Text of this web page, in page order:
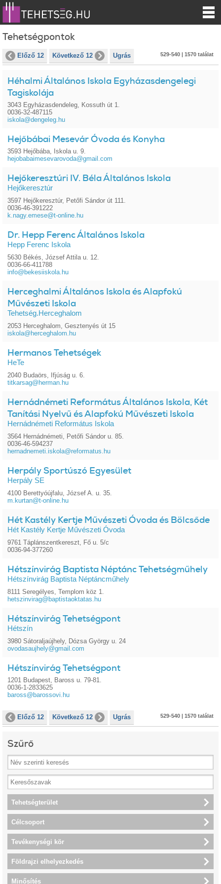
Tehetségpontok
Előző 12 Következő 12 Ugrás 529-540 | 1570 találat
Héhalmi Általános Iskola Egyházasdengelegi
Tagiskolája
3043 Egyházasdendeleg, Kossuth út 1.
0036-32-487115
iskola@dengeleg.hu
Hejőbábai Mesevár Óvoda és Konyha
3593 Hejőbába, Iskola u. 9.
hejobabaimesevarovoda@gmail.com
Hejőkeresztúri IV. Béla Általános Iskola
Hejőkeresztúr
3597 Hejőkeresztúr, Petőfi Sándor út 111.
0036-46-391222
k.nagy.emese@t-online.hu
Dr. Hepp Ferenc Általános Iskola
Hepp Ferenc Iskola
5630 Békés, József Attila u. 12.
0036-66-411788
info@bekesiiskola.hu
Herceghalmi Általános Iskola és Alapfokú
Művészeti Iskola
Tehetség.Herceghalom
2053 Herceghalom, Gesztenyés út 15
iskola@herceghalom.hu
Hermanos Tehetségek
HeTe
2040 Budaörs, Ifjúság u. 6.
titkarsag@herman.hu
Hernádnémeti Református Általános Iskola, Két
Tanítási Nyelvű és Alapfokú Művészeti Iskola
Hernádnémeti Református Iskola
3564 Hernádnémeti, Petőfi Sándor u. 85.
0036-46-594237
hernadnemeti.iskola@reformatus.hu
Herpály Sportúszó Egyesület
Herpály SE
4100 Berettyóújfalu, József A. u. 35.
m.kurtan@t-online.hu
Hét Kastély Kertje Művészeti Óvoda és Bölcsőde
Hét Kastély Kertje Művészeti Óvoda
9761 Táplánszentkereszt, Fő u. 5/c
0036-94-377260
Hétszínvirág Baptista Néptánc Tehetségműhely
Hétszínvirág Baptista Néptáncműhely
8111 Seregélyes, Templom köz 1.
hetszinvirag@baptistaoktatas.hu
Hétszínvirág Tehetségpont
Hétszín
3980 Sátoraljaújhely, Dózsa György u. 24
ovodasaujhely@gmail.com
Hétszínvirág Tehetségpont
1201 Budapest, Baross u. 79-81.
0036-1-2833625
baross@barossovi.hu
Előző 12 Következő 12 Ugrás 529-540 | 1570 találat
Szűrő
Tehetségterület
Célcsoport
Tevékenységi kör
Földrajzi elhelyezkedés
Minősítés